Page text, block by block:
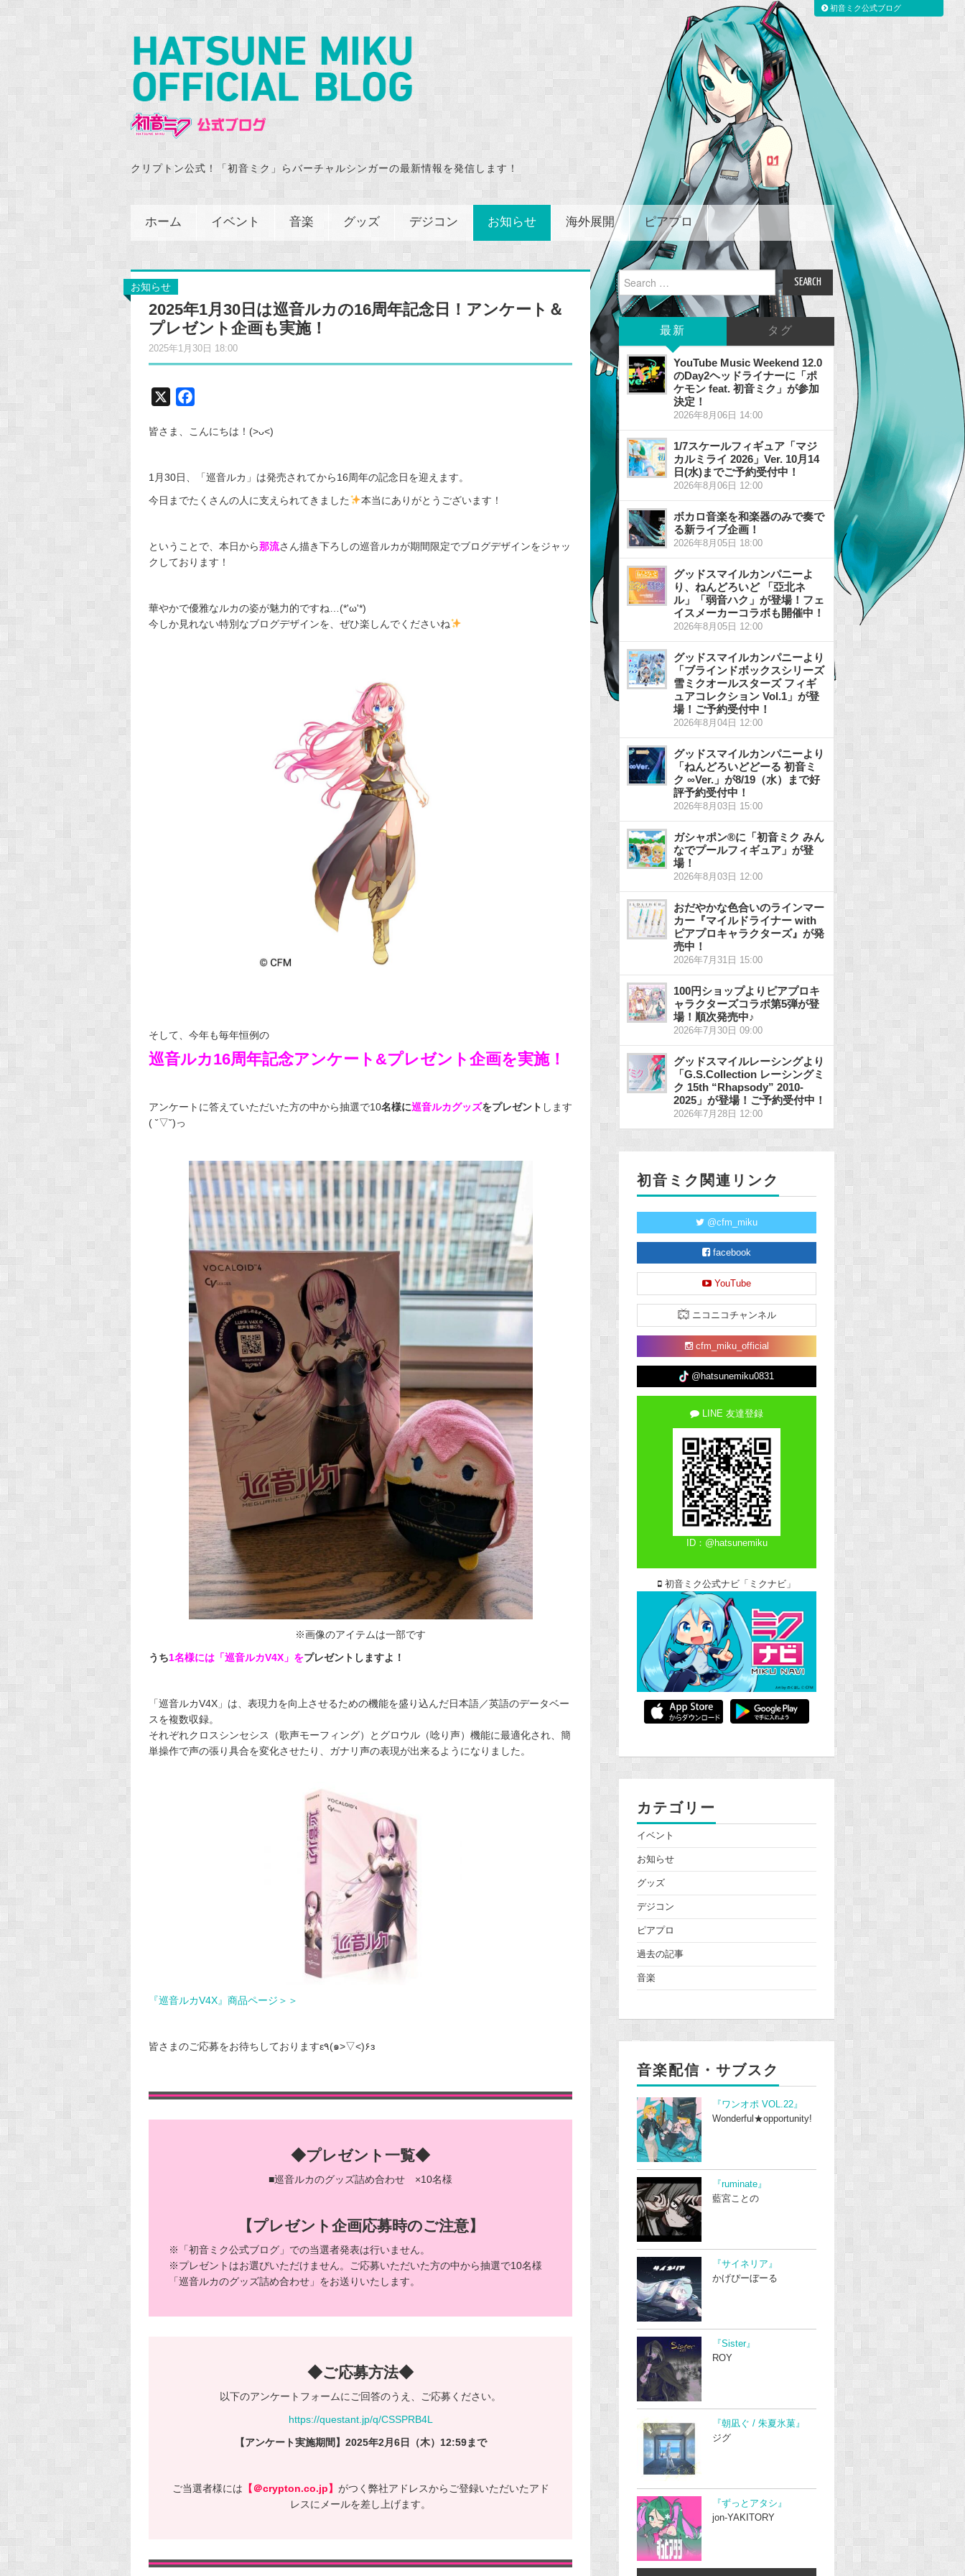
クリプトン公式！「初音ミク」らバーチャルシンガーの最新情報を発信します！
ホーム イベント 音楽 グッズ デジコン お知らせ 海外展開 ピアプロ
お知らせ
2025年1月30日は巡音ルカの16周年記念日！アンケート＆
プレゼント企画も実施！
2025年1月30日 18:00
c
o
皆さま、こんにちは！(>ᴗ<)
1月30日、「巡音ルカ」は発売されてから16周年の記念日を迎えます。
今日までたくさんの人に支えられてきました
本当にありがとうございます！
ということで、本日から那流さん描き下ろしの巡音ルカが期間限定でブログデザインをジャッ
クしております！
華やかで優雅なルカの姿が魅力的ですね…(*'ω'*)
今しか見れない特別なブログデザインを、ぜひ楽しんでくださいね
そして、今年も毎年恒例の
巡音ルカ16周年記念アンケート&プレゼント企画を実施！
アンケートに答えていただいた方の中から抽選で10名様に巡音ルカグッズをプレゼント します
( ˘▽˘)っ
※画像のアイテムは一部です
うち1名様には「巡音ルカV4X」をプレゼントしますよ！
「巡音ルカV4X」は、表現力を向上させるための機能を盛り込んだ日本語／英語のデータベー
スを複数収録。
それぞれクロスシンセシス（歌声モーフィング）とグロウル（唸り声）機能に最適化され、簡
単操作で声の張り具合を変化させたり、ガナリ声の表現が出来るようになりました。
『巡音ルカV4X』商品ページ＞＞
皆さまのご応募をお待ちしておりますε٩(๑>▽<)۶з
◆プレゼント一覧◆
■巡音ルカのグッズ詰め合わせ ×10名様
【プレゼント企画応募時のご注意】
※「初音ミク公式ブログ」での当選者発表は行いません。
※プレゼントはお選びいただけません。ご応募いただいた方の中から抽選で10名様
「巡音ルカのグッズ詰め合わせ」をお送りいたします。
◆ご応募方法◆
以下のアンケートフォームにご回答のうえ、ご応募ください。
https://questant.jp/q/CSSPRB4L
【アンケート実施期間】2025年2月6日（木）12:59まで
ご当選者様には 【＠crypton.co.jp】 がつく弊社アドレスからご登録いただいたアド
レスにメールを差し上げます。
Search
for:
最新 タグ
YouTube Music Weekend 12.0
のDay2ヘッドライナーに「ポ
ケモン feat. 初音ミク」が参加
決定！
2026年8月06日 14:00
1/7スケールフィギュア「マジ
カルミライ 2026」Ver. 10月14
日(水)までご予約受付中！
2026年8月06日 12:00
ボカロ音楽を和楽器のみで奏で
る新ライブ企画！
2026年8月05日 18:00
グッドスマイルカンパニーよ
り、ねんどろいど 「亞北ネ
ル」「弱音ハク」が登場！フェ
イスメーカーコラボも開催中！
2026年8月05日 12:00
グッドスマイルカンパニーより
「ブラインドボックスシリーズ
雪ミクオールスターズ フィギ
ュアコレクション Vol.1」が登
場！ご予約受付中！
2026年8月04日 12:00
グッドスマイルカンパニーより
「ねんどろいどどーる 初音ミ
ク ∞Ver.」が8/19（水）まで好
評予約受付中！
2026年8月03日 15:00
ガシャポン®に「初音ミク みん
なでプールフィギュア」が登
場！
2026年8月03日 12:00
おだやかな色合いのラインマー
カー『マイルドライナー with
ピアプロキャラクターズ』が発
売中！
2026年7月31日 15:00
100円ショップよりピアプロキ
ャラクターズコラボ第5弾が登
場！順次発売中♪
2026年7月30日 09:00
グッドスマイルレーシングより
「G.S.Collection レーシングミ
ク 15th “Rhapsody” 2010-
2025」が登場！ご予約受付中！
2026年7月28日 12:00
初音ミク関連リンク
@cfm_miku
facebook
YouTube
ニコニコチャンネル
cfm_miku_official
@hatsunemiku0831
LINE 友達登録
ID：@hatsunemiku
初音ミク公式ナビ「ミクナビ」
カテゴリー
イベント
お知らせ
グッズ
デジコン
ピアプロ
過去の記事
音楽
音楽配信・サブスク
『ワンオポ VOL.22』
Wonderful★opportunity!
『ruminate』
藍宮ことの
『サイネリア』
かげぴーぼーる
『Sister』
ROY
『朝凪ぐ / 朱夏氷菓』
ジグ
『ずっとアタシ』
jon-YAKITORY
初音ミク公式ブログ